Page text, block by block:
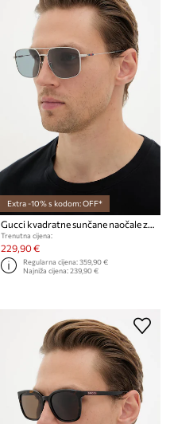
Extra -10% s kodom: OFF*
Trenutna cijena:
229,90 €
Regularna cijena:359,90 €
Najniža cijena:239,90 €